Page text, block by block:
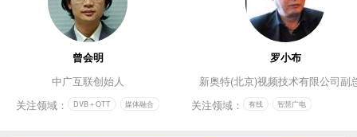
曾会明
中广互联创始人
关注领域：
DVB＋OTT 媒体融合
罗小布
新奥特(北京)视频技术有限公司副
关注领域：
有线 智慧广电